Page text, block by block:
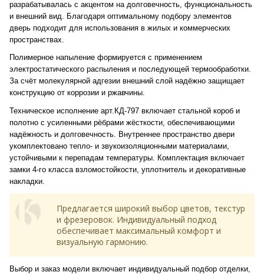
разрабатывалась с акцентом на долговечность, функциональность
и внешний вид. Благодаря оптимальному подбору элементов
дверь подходит для использования в жилых и коммерческих
пространствах.
Полимерное напыление формируется с применением
электростатического распыления и последующей термообработки.
За счёт молекулярной адгезии внешний слой надёжно защищает
конструкцию от коррозии и ржавчины.
Техническое исполнение арт.КД-797 включает стальной короб и
полотно с усиленными рёбрами жёсткости, обеспечивающими
надёжность и долговечность. Внутреннее пространство двери
укомплектовано тепло- и звукоизоляционными материалами,
устойчивыми к перепадам температуры. Комплектация включает
замки 4-го класса взломостойкости, уплотнитель и декоративные
накладки.
Предлагается широкий выбор цветов, текстур
и фрезеровок. Индивидуальный подход
обеспечивает максимальный комфорт и
визуальную гармонию.
Выбор и заказ модели включает индивидуальный подбор отделки,